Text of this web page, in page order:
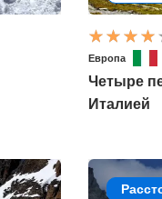
Европа
Четыре
Италией